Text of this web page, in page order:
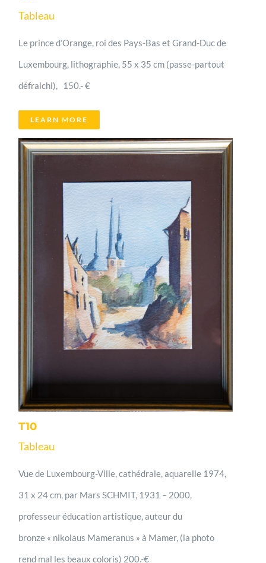
Tableau
Le prince d’Orange, roi des Pays-Bas et Grand-Duc de
Luxembourg, lithographie, 55 x 35 cm (passe-partout
défraichi), 150.- €
LEARN MORE
T10
Tableau
Vue de Luxembourg-Ville, cathédrale, aquarelle 1974,
31 x 24 cm, par Mars SCHMIT, 1931 – 2000,
professeur éducation artistique, auteur du
bronze « nikolaus Mameranus » à Mamer, (la photo
rend mal les beaux coloris) 200.-€